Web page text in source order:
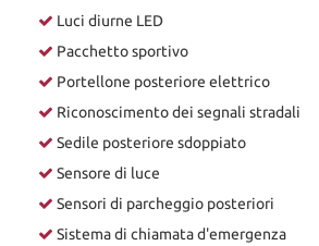
Luci diurne LED
Pacchetto sportivo
Portellone posteriore elettrico
Riconoscimento dei segnali stradali
Sedile posteriore sdoppiato
Sensore di luce
Sensori di parcheggio posteriori
Sistema di chiamata d'emergenza